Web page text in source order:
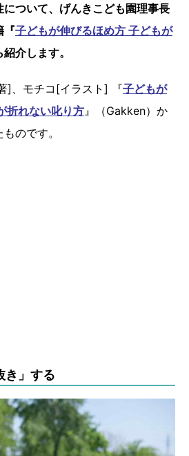
について、げんきこども園理事長
『子どもが伸びるほめ方 子どもが
紹介します。
]、モチコ[イラスト] 『子どもが
折れない叱り方 』（Gakken）か
のです。
き」する